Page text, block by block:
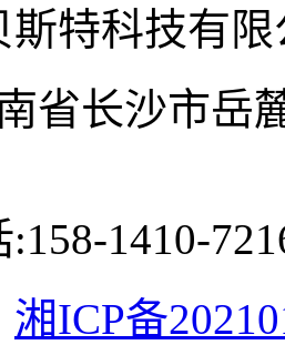
斯特科技有
省长沙市岳
1410-
湘ICP备